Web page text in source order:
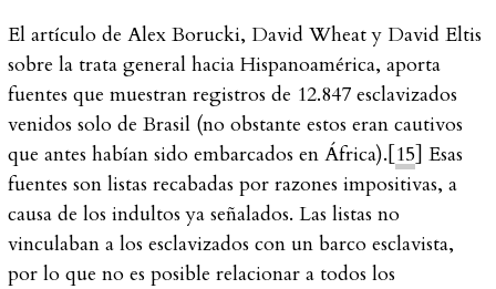
El artículo de Alex Borucki, David Wheat y David Eltis
sobre la trata general hacia Hispanoamérica, aporta
fuentes que muestran registros de 12.847 esclavizados
venidos solo de Brasil (no obstante estos eran cautivos
que antes habían sido embarcados en África).[15] Esas
fuentes son listas recabadas por razones impositivas, a
causa de los indultos ya señalados. Las listas no
vinculaban a los esclavizados con un barco esclavista,
por lo que no es posible relacionar a todos los